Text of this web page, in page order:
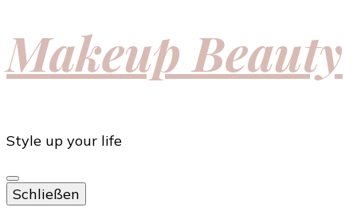
Makeup Beauty
Style up your life
Schließen